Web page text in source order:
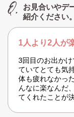
お見合いやデ
紹介ください。
1人より2人が
3回目のお出か
ていてとても気
体も疲れなかっ
んなに楽なんだ
てくれたことが